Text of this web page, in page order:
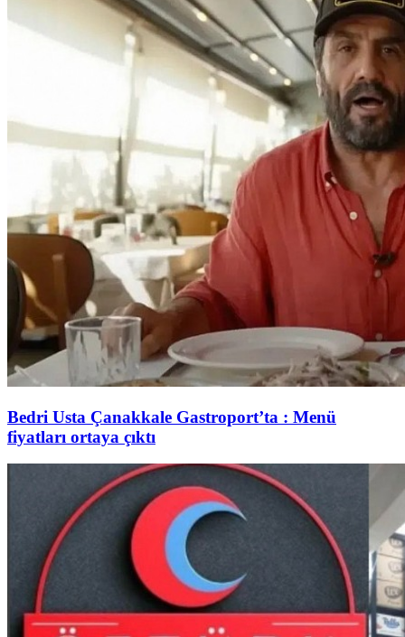
Bedri Usta Çanakkale Gastroport’ta : Menü
fiyatları ortaya çıktı